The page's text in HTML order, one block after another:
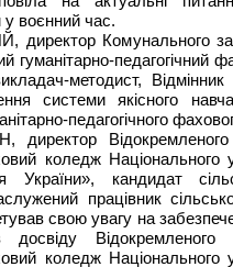
у воєнний час.
Комунального
гуманітарно-педагогічний
методист,
системи якісного
педагогічного
Відокремленого
коледж Національного
України», кандидат
працівник
свою увагу на
Відокремленого
коледж Національного